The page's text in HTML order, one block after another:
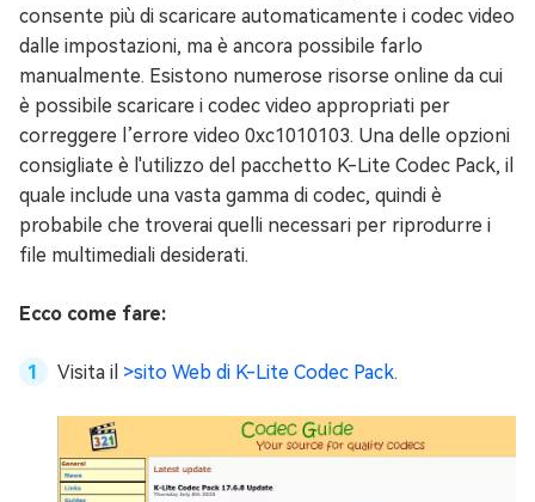
consente più di scaricare automaticamente i codec video
dalle impostazioni, ma è ancora possibile farlo
manualmente. Esistono numerose risorse online da cui
è possibile scaricare i codec video appropriati per
correggere l’errore video 0xc1010103. Una delle opzioni
consigliate è l'utilizzo del pacchetto K-Lite Codec Pack, il
quale include una vasta gamma di codec, quindi è
probabile che troverai quelli necessari per riprodurre i
file multimediali desiderati.
Ecco come fare:
Visita il >sito Web di K-Lite Codec Pack.